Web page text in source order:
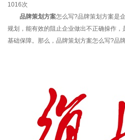
1016次
品牌策划方案怎么写?品牌策划方案是
规划，能有效的阻止企业做出不正确操作
基础保障。那么，品牌策划方案怎么写?品